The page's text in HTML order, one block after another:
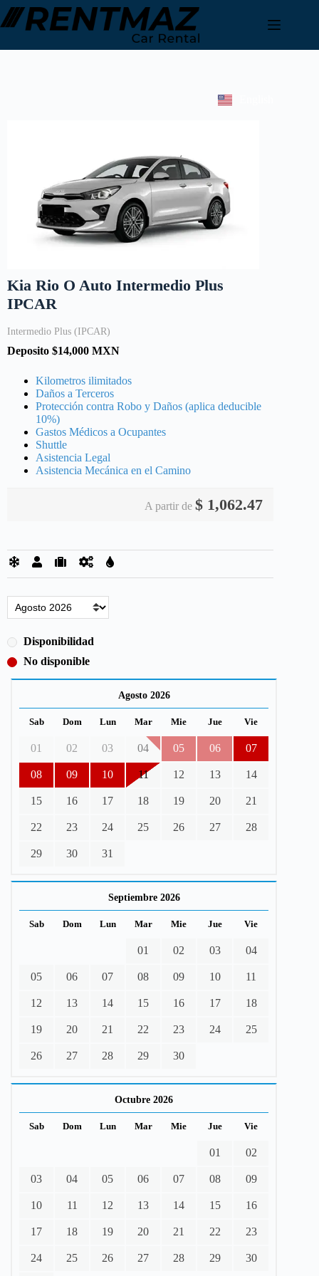
Kia Rio O Auto Intermedio Plus
IPCAR
Intermedio Plus (IPCAR)
Deposito $14,000 MXN
Kilometros ilimitados
Daños a Terceros
Protección contra Robo y Daños (aplica deducible
10%)
Gastos Médicos a Ocupantes
Shuttle
Asistencia Legal
Asistencia Mecánica en el Camino
A partir de $ 1,062.47
Disponibilidad
No disponible
Agosto 2026
Sab Dom Lun Mar Mie Jue Vie
01 02 03 04 05 06 07
08 09 10 11 12 13 14
15 16 17 18 19 20 21
22 23 24 25 26 27 28
29 30 31
Septiembre 2026
Sab Dom Lun Mar Mie Jue Vie
01 02 03 04
05 06 07 08 09 10 11
12 13 14 15 16 17 18
19 20 21 22 23 24 25
26 27 28 29 30
Octubre 2026
Sab Dom Lun Mar Mie Jue Vie
01 02
03 04 05 06 07 08 09
10 11 12 13 14 15 16
17 18 19 20 21 22 23
24 25 26 27 28 29 30